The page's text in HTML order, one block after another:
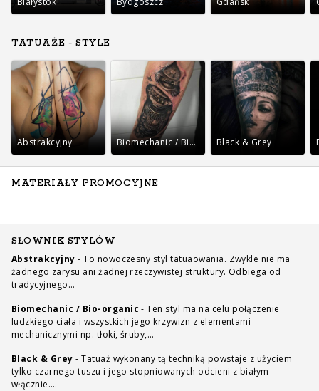
TATUAŻE - STYLE
Abstrakcyjny Biomechanic / Bio-organic Black & Grey
MATERIAŁY PROMOCYJNE
SŁOWNIK STYLÓW
Abstrakcyjny - To nowoczesny styl tatuaowania. Zwykle nie ma
żadnego zarysu ani żadnej rzeczywistej struktury. Odbiega od
tradycyjnego…
Biomechanic / Bio-organic - Ten styl ma na celu połączenie
ludzkiego ciała i wszystkich jego krzywizn z elementami
mechanicznymi np. tłoki, śruby,…
Black & Grey - Tatuaż wykonany tą techniką powstaje z użyciem
tylko czarnego tuszu i jego stopniowanych odcieni z białym
włącznie.…